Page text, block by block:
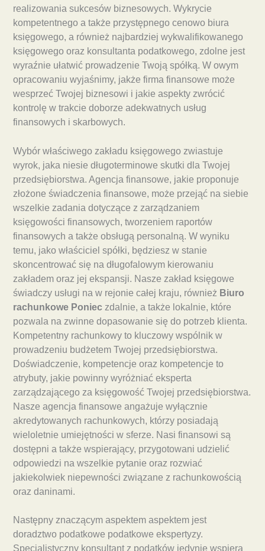
realizowania sukcesów biznesowych. Wykrycie
kompetentnego a także przystępnego cenowo biura
księgowego, a również najbardziej wykwalifikowanego
księgowego oraz konsultanta podatkowego, zdolne jest
wyraźnie ułatwić prowadzenie Twoją spółką. W owym
opracowaniu wyjaśnimy, jakże firma finansowe może
wesprzeć Twojej biznesowi i jakie aspekty zwrócić
kontrolę w trakcie doborze adekwatnych usług
finansowych i skarbowych.
Wybór właściwego zakładu księgowego zwiastuje
wyrok, jaka niesie długoterminowe skutki dla Twojej
przedsiębiorstwa. Agencja finansowe, jakie proponuje
złożone świadczenia finansowe, może przejąć na siebie
wszelkie zadania dotyczące z zarządzaniem
księgowości finansowych, tworzeniem raportów
finansowych a także obsługą personalną. W wyniku
temu, jako właściciel spółki, będziesz w stanie
skoncentrować się na długofalowym kierowaniu
zakładem oraz jej ekspansji. Nasze zakład księgowe
świadczy usługi na w rejonie całej kraju, również Biuro
rachunkowe Poniec zdalnie, a także lokalnie, które
pozwala na zwinne dopasowanie się do potrzeb klienta.
Kompetentny rachunkowy to kluczowy wspólnik w
prowadzeniu budżetem Twojej przedsiębiorstwa.
Doświadczenie, kompetencje oraz kompetencje to
atrybuty, jakie powinny wyróżniać eksperta
zarządzającego za księgowość Twojej przedsiębiorstwa.
Nasze agencja finansowe angażuje wyłącznie
akredytowanych rachunkowych, którzy posiadają
wieloletnie umiejętności w sferze. Nasi finansowi są
dostępni a także wspierający, przygotowani udzielić
odpowiedzi na wszelkie pytanie oraz rozwiać
jakiekolwiek niepewności związane z rachunkowością
oraz daninami.
Następny znaczącym aspektem aspektem jest
doradztwo podatkowe podatkowe ekspertyzy.
Specjalistyczny konsultant z podatków jedynie wspiera